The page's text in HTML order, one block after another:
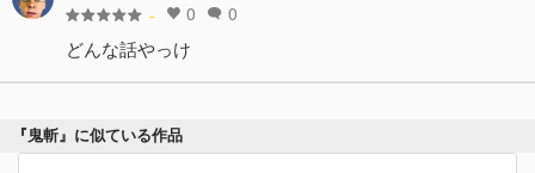
- 0 0
どんな話やっけ
『鬼斬』に似ている作品